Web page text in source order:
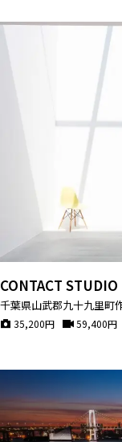
CONTACT STUDIO
千葉県山武郡九十九里町
35,200円 59,400円